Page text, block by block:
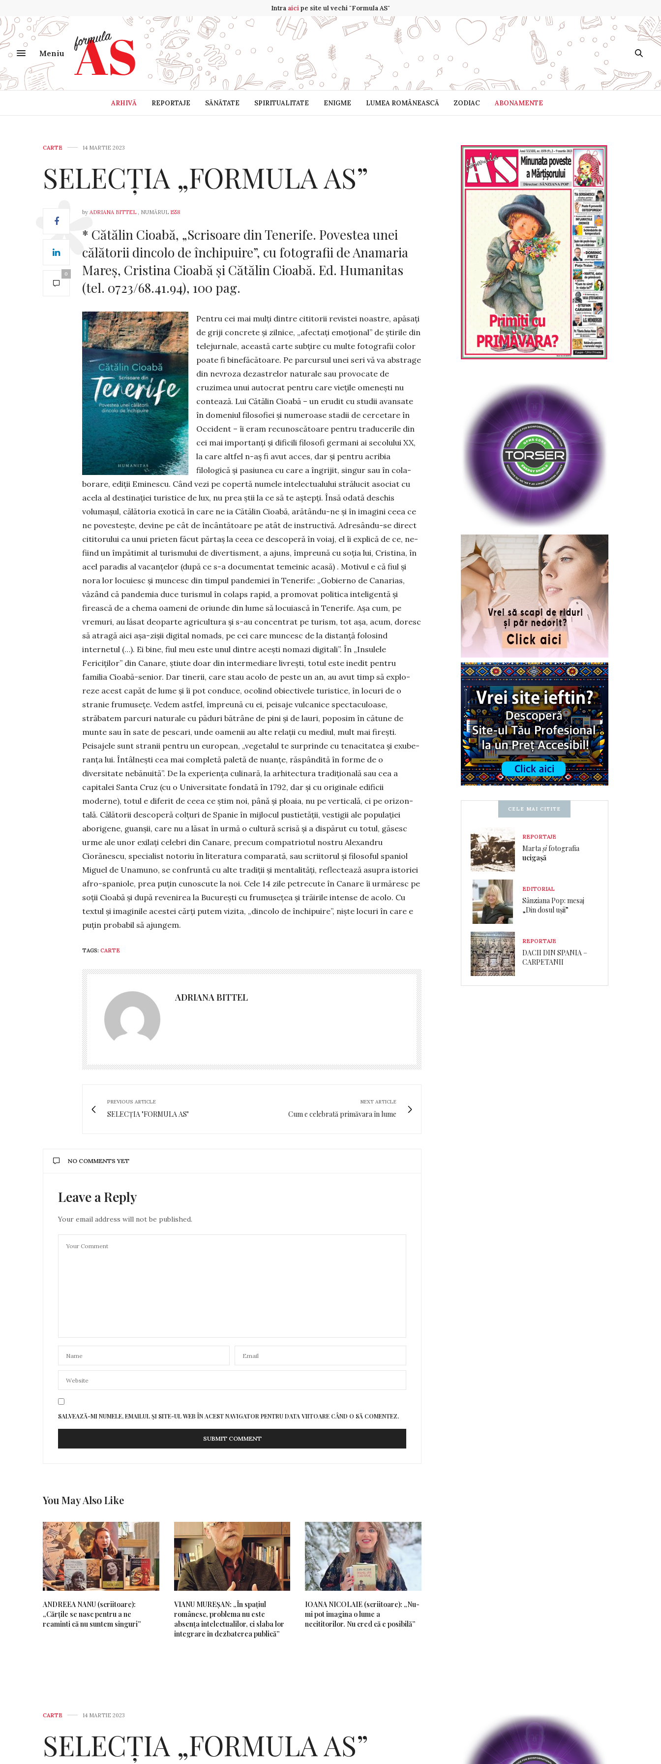
Intra aicipe site ul vechi "Formula AS"
Meniu
ARHIVĂ REPORTAJE SĂNĂTATE SPIRITUALITATE ENIGME LUMEA ROMÂNEASCĂ ZODIAC ABONAMENTE
CARTE 14 MARTIE 2023
SELECȚIA „FORMULA AS”
0
by ADRIANA BITTEL , NUMĂRUL 1558
* Cătălin Cioabă, „Scrisoare din Te­ne­rife. Povestea unei
călătorii dincolo de în­chipuire”, cu fotografii de Anamaria
Ma­reș, Cristina Cioabă și Cătălin Cioabă. Ed. Humanitas
(tel. 0723/68.41.94), 100 pag.
Pentru cei mai mulţi dintre cititorii revistei noastre, apăsați
de griji concrete și zilnice, „afec­tați emoțional” de știrile din
telejurnale, această carte subţire cu multe fotografii color
poate fi binefăcătoare. Pe parcursul unei seri vă va abs­trage
din nevroza dezas­trelor naturale sau provocate de
cruzimea unui autocrat pentru care vieţile omeneşti nu
con­tează. Lui Cătălin Cioabă – un erudit cu studii avansate
în do­me­niul filosofiei și numeroase stadii de cercetare în
Occident – îi eram recunoscătoare pen­tru traducerile din
cei mai im­portanţi și dificili filosofi germani ai secolului XX,
la ca­re altfel n-aș fi avut acces, dar și pentru acribia
filologică și pasiunea cu care a îngrijit, singur sau în cola­
borare, ediţii Eminescu. Când vezi pe copertă numele intelectualului strălucit asociat cu
acela al destinaţiei turistice de lux, nu prea ştii la ce să te aștepți. Însă odată deschis
volumaşul, călătoria exotică în care ne ia Cătălin Cioabă, arătându-ne și în imagini ceea ce
ne povesteşte, devine pe cât de încântătoare pe atât de instructivă. Adresându-se direct
cititorului ca unui prieten făcut părtaș la ceea ce descoperă în voiaj, el îi explică de ce, ne­
fiind un împătimit al turismului de divertis­ment, a ajuns, împreună cu soţia lui, Cristina, în
acel paradis al vacanțelor (după ce s-a documen­tat temeinic acasă) . Motivul e că fiul și
nora lor locuiesc și muncesc din timpul pandemiei în Tenerife: „Gobierno de Canarias,
văzând că pan­demia duce turismul în colaps rapid, a promovat politica inteligentă și
firească de a chema oameni de oriunde din lume să locuiască în Tenerife. Aşa cum, pe
vremuri, au lăsat deoparte agricultura și s-au concentrat pe turism, tot așa, acum, doresc
să atragă aici așa-zișii digital nomads, pe cei care muncesc de la distanță folosind
internetul (…). Ei bine, fiul meu este unul dintre aceşti nomazi di­gitali”. În „Insulele
Fericiţilor” din Canare, şti­ute doar din intermediare livreşti, totul este inedit pentru
familia Cioabă-senior. Dar tinerii, care stau acolo de peste un an, au avut timp să explo­
reze acest capăt de lume și îi pot conduce, oco­lind obiectivele turistice, în locuri de o
stranie fru­museţe. Vedem astfel, împreună cu ei, peisaje vul­canice spectaculoase,
străbatem parcuri na­turale cu păduri bătrâne de pini și de lauri, popo­sim în cătune de
munte sau în sate de pescari, unde oamenii au alte relaţii cu mediul, mult mai fireşti.
Peisajele sunt stranii pentru un european, „vegetalul te surprinde cu tenacitatea și exu­be­
ranța lui. Întâlnești cea mai completă paletă de nuan­ţe, răspândită în forme de o
diversitate nebă­nuită”. De la experienţa culinară, la arhitectura tra­diţională sau cea a
capitalei Santa Cruz (cu o Universitate fondată în 1792, dar și cu originale edificii
moderne), totul e diferit de ceea ce ştim noi, până și ploaia, nu pe verticală, ci pe ori­zon­
tală. Călătorii descoperă colțuri de Spanie în mij­lo­cul pustietății, vestigii ale populaţiei
aborigene, guanșii, care nu a lăsat în urmă o cultură scrisă și a dispărut cu totul, găsesc
urme ale unor exilaţi celebri din Canare, precum compatriotul nostru Ale­xandru
Ciorănescu, specialist notoriu în li­te­ratura comparată, sau scriitorul și filosoful spa­niol
Miguel de Unamuno, se confruntă cu alte tra­diţii și mentalități, reflectează asupra istoriei
afro-spaniole, prea puţin cunoscute la noi. Cele 14 zile petrecute în Canare îi urmăresc pe
soţii Cioa­bă și după revenirea la București cu fru­mu­se­țea și trăirile intense de acolo. Cu
textul și ima­ginile acestei cărți putem vizita, „dincolo de în­chi­pui­re”, nişte locuri în care e
puţin pro­babil să ajun­gem.
TAGS: CARTE
ADRIANA BITTEL
PREVIOUS ARTICLE
SELECȚIA "FORMULA AS"
NEXT ARTICLE
Cum e celebrată primăvara în lume
NO COMMENTS YET
Leave a Reply
Your email address will not be published.
SALVEAZĂ-MI NUMELE, EMAILUL ȘI SITE-UL WEB ÎN ACEST NAVIGATOR PENTRU DATA VIITOARE CÂND O SĂ COMENTEZ.
You May Also Like
ANDREEA NANU (scriitoare):
„Cărțile se nasc pentru a ne
reaminti că nu suntem singuri”
VIANU MUREȘAN: „În spațiul
românesc, problema nu este
absența intelectualilor, ci slaba lor
integrare în dezbaterea publică”
IOANA NICOLAIE (scriitoare): „Nu-
mi pot imagina o lume a
necititorilor. Nu cred că e posibilă”
CELE MAI CITITE
REPORTAJE
Martașifotografia
ucigașă
EDITORIAL
Sânziana Pop: mesaj
„Din dosul ușii”
REPORTAJE
DACII DIN SPANIA –
CARPETANII
CARTE 14 MARTIE 2023
SELECȚIA „FORMULA AS”